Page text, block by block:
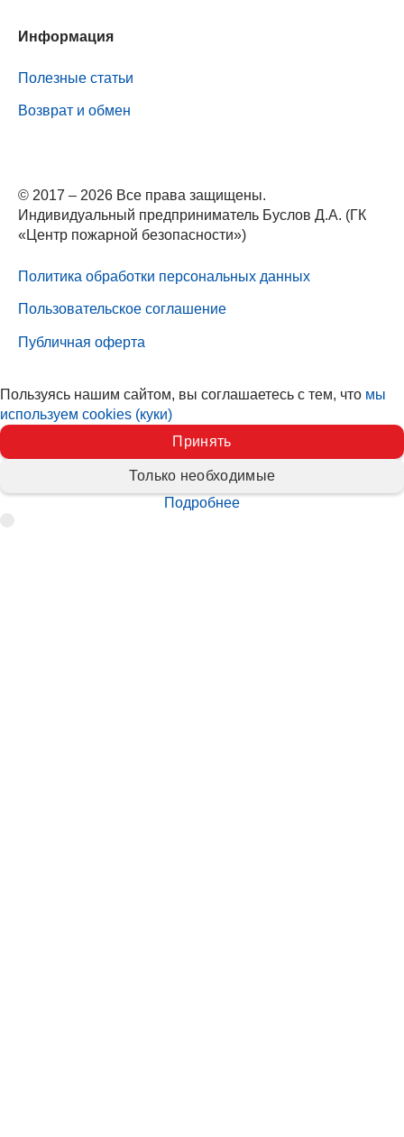
Информация
Полезные статьи
Возврат и обмен
© 2017 – 2026 Все права защищены.
Индивидуальный предприниматель Буслов Д.А. (ГК
«Центр пожарной безопасности»)
Политика обработки персональных данных
Пользовательское соглашение
Публичная оферта
Пользуясь нашим сайтом, вы соглашаетесь с тем, что мы
используем cookies (куки)
Принять
Только необходимые
Подробнее